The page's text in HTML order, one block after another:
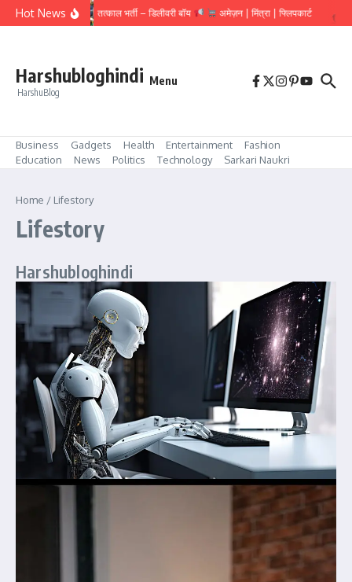
Hot News तत्काल भर्ती – डिलीवरी बॉय अमेज़न | मिंत्रा | फ्लिपकार्ट
Harshubloghindi
HarshuBlog
Menu
Business Gadgets Health Entertainment
Fashion
Education
News Politics Technology Sarkari Naukri
Home / Lifestory
Lifestory
Harshubloghindi